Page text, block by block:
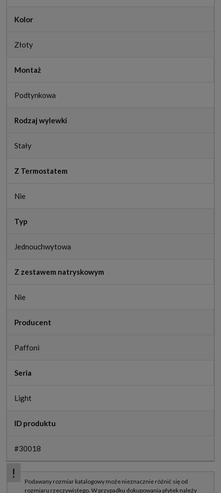
Kolor
Złoty
Montaż
Podtynkowa
Rodzaj wylewki
Stały
Z Termostatem
Nie
Typ
Jednouchwytowa
Z zestawem natryskowym
Nie
Producent
Paffoni
Seria
Light
ID produktu
#30018